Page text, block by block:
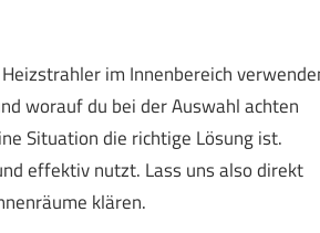
im Innenbereich
worauf du bei der Auswahl achten
Situation die richtige Lösung ist.
effektiv nutzt. Lass uns also direkt
klären.